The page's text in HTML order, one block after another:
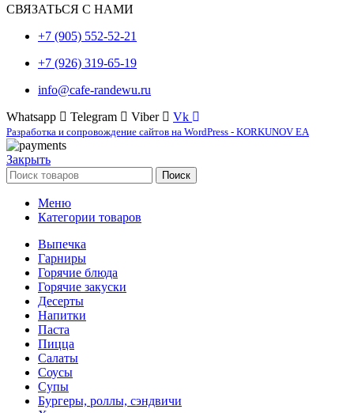
СВЯЗАТЬСЯ С НАМИ
+7 (905) 552-52-21
+7 (926) 319-65-19
info@cafe-randewu.ru
Whatsapp
Telegram Viber Vk
Разработка и сопровождение сайтов на WordPress - KORKUNOV EA
Закрыть
Поиск
Меню
Категории товаров
Выпечка
Гарниры
Горячие блюда
Горячие закуски
Десерты
Напитки
Паста
Пицца
Салаты
Соусы
Супы
Бургеры, роллы, сэндвичи